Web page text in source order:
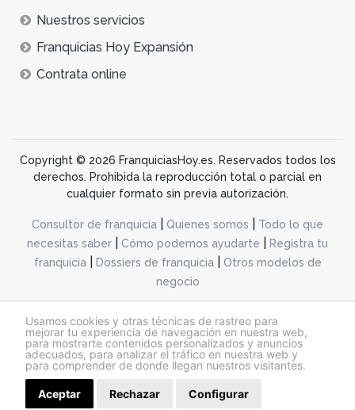
Usamos cookies y otras técnicas de rastreo para
mejorar tu experiencia de navegación en nuestra web,
para mostrarte contenidos personalizados y anuncios
adecuados, para analizar el tráfico en nuestra web y
para comprender de donde llegan nuestros visitantes.
Aceptar Rechazar Configurar
Nuestros servicios
Franquicias Hoy Expansión
Contrata online
Copyright © 2026 FranquiciasHoy.es. Reservados todos los
derechos. Prohibida la reproducción total o parcial en
cualquier formato sin previa autorización.
Consultor de franquicia Quienes somos
Todo lo que
necesitas saber
Cómo podemos ayudarte
Registra tu
franquicia| Dossiers de franquicia|
Otros modelos de
negocio
@franquiciashoy.es |Aviso legal| Política de cookies|Política de privacidad